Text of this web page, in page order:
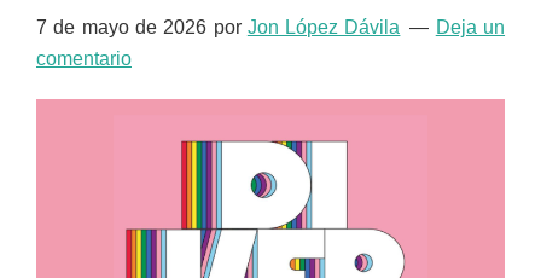
7 de mayo de 2026 por Jon López Dávila
Deja un
comentario